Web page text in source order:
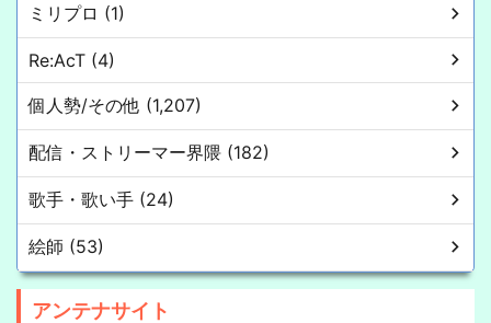
ミリプロ (1)
Re:AcT (4)
個人勢/その他 (1,207)
配信・ストリーマー界隈 (182)
歌手・歌い手 (24)
絵師 (53)
アンテナサイト